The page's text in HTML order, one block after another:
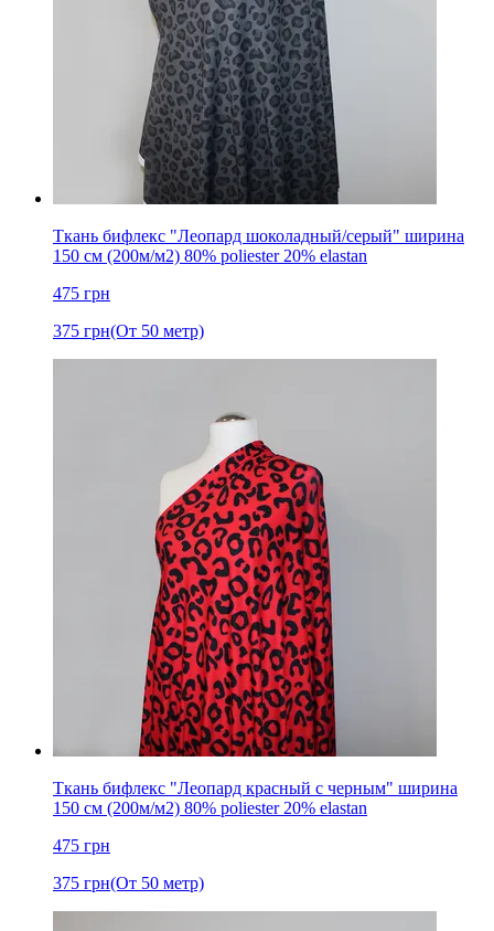
Ткань бифлекс "Леопард шоколадный/серый" ширина
150 см (200м/м2) 80% poliester 20% elastan
475 грн
375 грн(От 50 метр)
Ткань бифлекс "Леопард красный с черным" ширина
150 см (200м/м2) 80% poliester 20% elastan
475 грн
375 грн(От 50 метр)